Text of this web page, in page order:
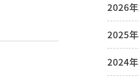
2026
2025
2024